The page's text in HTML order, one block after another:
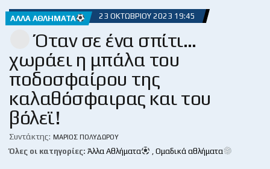
ΆΛΛΑ ΑΘΛΉΜΑΤΑ 23 ΟΚΤΩΒΡΊΟΥ 2023 19:45
Όταν σε ένα σπίτι…
χωράει η μπάλα του
ποδοσφαίρου της
καλαθόσφαιρας και του
βόλεϊ!
Συντάκτης: ΜΆΡΙΟΣ ΠΟΛΥΔΏΡΟΥ
Όλες οι κατηγορίες: Άλλα Αθλήματα Ομαδικά αθλήματα